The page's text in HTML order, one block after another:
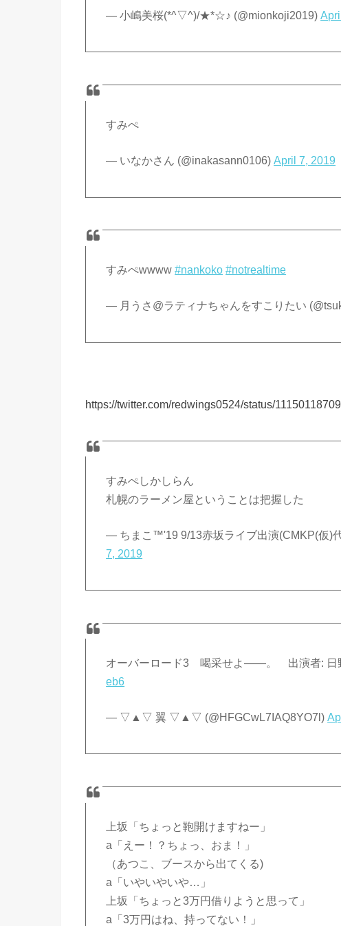
— 小嶋美桜(*^▽^)/★*☆♪ (@mionkoji2019)
すみぺ
— いなかさん (@inakasann0106)April 7, 2019
すみぺwwww#nankoko #notrealtime
— 月うさ@ラティナちゃんをすこりたい
https://twitter.com/redwings0524/status/
すみぺしかしらん
札幌のラーメン屋ということは把握した
— ちまこ™️'19 9/13赤坂ライブ出演(CMKP(仮)
7, 2019
オーバーロード3 喝采せよ――。 出演者: 日
eb6
— ▽▲▽ 翼 ▽▲▽ (@HFGCwL7IAQ8YO7l)
上坂「ちょっと鞄開けますねー」
a「えー！？ちょっ、おま！」
（あつこ、ブースから出てくる)
a「いやいやいや…」
上坂「ちょっと3万円借りようと思って」
a「3万円はね、持ってない！」